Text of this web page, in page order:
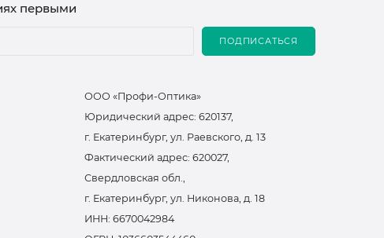
первыми
ПОДПИСАТЬСЯ
ООО «Профи-Оптика»
Юридический адрес: 620137,
г. Екатеринбург, ул. Раевского, д. 13
Фактический адрес: 620027,
Свердловская обл.,
г. Екатеринбург, ул. Никонова, д. 18
ИНН: 6670042984